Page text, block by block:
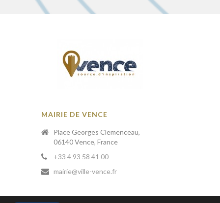
MAIRIE DE VENCE
Place Georges Clemenceau,
06140 Vence, France
+33 4 93 58 41 00
mairie@ville-vence.fr